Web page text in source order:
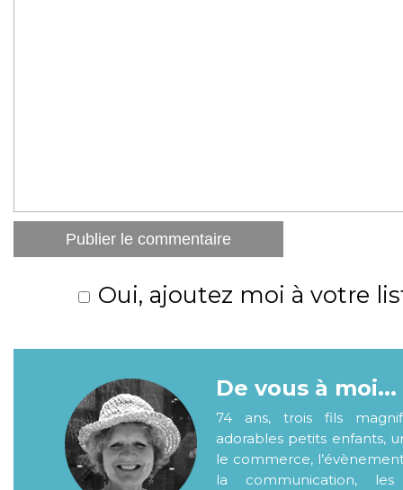
Oui, ajoutez moi à votre
De vous à moi...
74 ans, trois fils
adorables petits enfants,
le commerce,
la communication,